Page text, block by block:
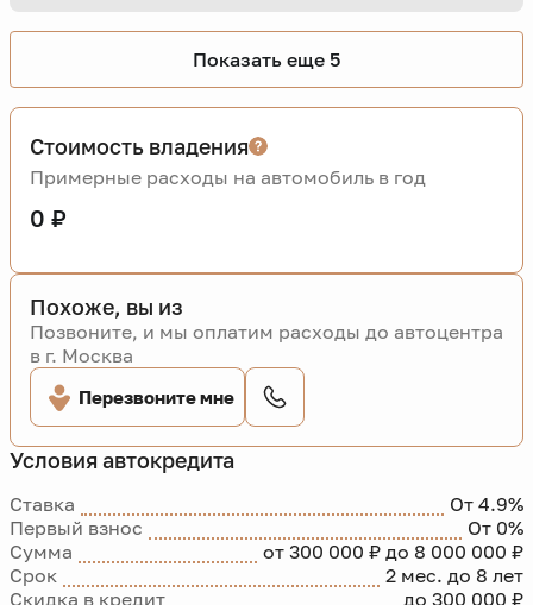
Показать еще 5
Условия автокредита
Ставка
От 4.9%
Первый взнос
От 0%
Сумма
от 300 000 ₽ до 8 000 000 ₽
Срок
2 мес. до 8 лет
Скидка в кредит
до 300 000 ₽
Стоимость владения
Примерные расходы на автомобиль в год
0 ₽
Похоже, вы из
Позвоните, и мы оплатим расходы до автоцентра
в г. Москва
Перезвоните мне